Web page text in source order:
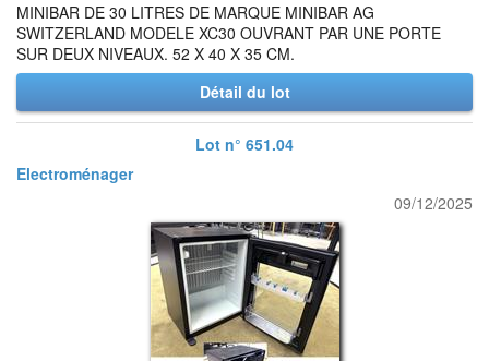
MINIBAR DE 30 LITRES DE MARQUE MINIBAR AG
SWITZERLAND MODELE XC30 OUVRANT PAR UNE PORTE
SUR DEUX NIVEAUX. 52 X 40 X 35 CM.
Détail du lot
Lot n° 651.04
Electroménager
09/12/2025